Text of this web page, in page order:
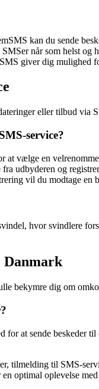
kan du sende
SMSer når som helst og
giver dig mulighed
eller tilbud via
service?
at vælge en
udbyderen og
vil du modtage en
hvor svindlere
Danmark
bekymre dig om
for at sende beskeder
tilmelding til SMS-
optimal oplevelse